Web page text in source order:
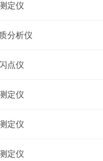
定仪
分析仪
点仪
定仪
定仪
定仪